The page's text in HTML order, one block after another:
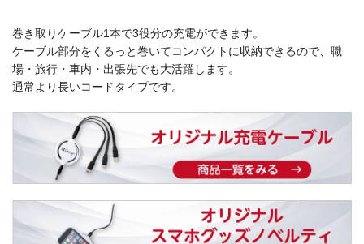
巻き取りケーブル1本で3役分の充電ができます。
ケーブル部分をくるっと巻いてコンパクトに収納できるので、職
場・旅行・車内・出張先でも大活躍します。
通常より長いコードタイプです。